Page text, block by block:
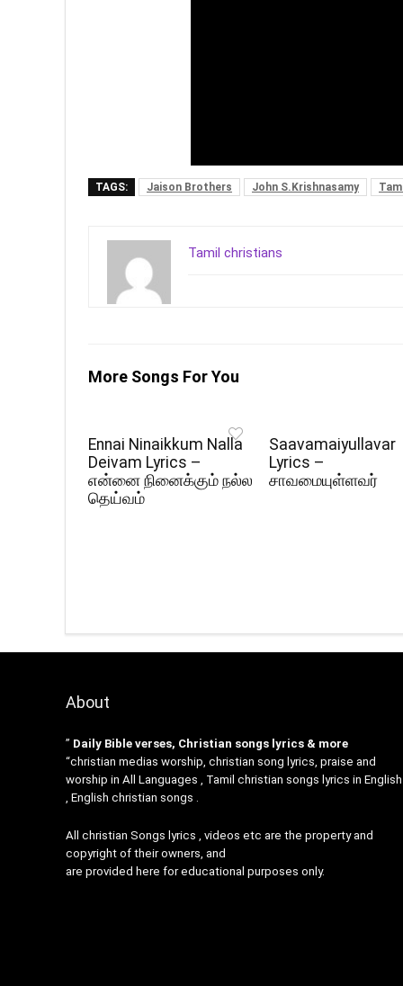
TAGS: Jaison Brothers John S.Krishnasamy
Tamil christians
More Songs For You
Ennai Ninaikkum Nalla
Deivam Lyrics –
என்னை நினைக்கும் நல்ல
தெய்வம்
Saavamaiyullavar
Lyrics –
சாவமையுள்ளவர்
About
” Daily Bible verses, Christian songs lyrics & more
“christian medias worship, christian song lyrics, praise and
worship in All Languages , Tamil christian songs lyrics in English
, English christian songs .
All christian Songs lyrics , videos etc are the property and
copyright of their owners, and
are provided here for educational purposes only.